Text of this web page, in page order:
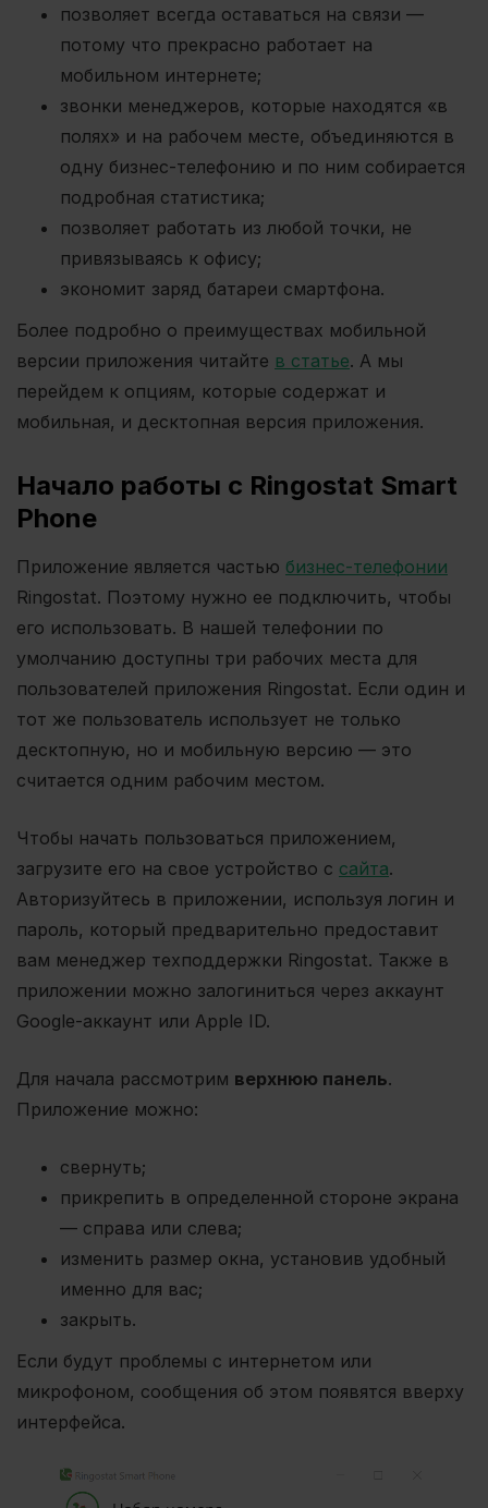
позволяет всегда оставаться на связи —
потому что прекрасно работает на
мобильном интернете;
звонки менеджеров, которые находятся «в
полях» и на рабочем месте, объединяются в
одну бизнес-телефонию и по ним собирается
подробная статистика;
позволяет работать из любой точки, не
привязываясь к офису;
экономит заряд батареи смартфона.
Более подробно о преимуществах мобильной
версии приложения читайте в статье. А мы
перейдем к опциям, которые содержат и
мобильная, и десктопная версия приложения.
Начало работы с Ringostat Smart
Phone
Приложение является частью бизнес-телефонии
Ringostat. Поэтому нужно ее подключить, чтобы
его использовать. В нашей телефонии по
умолчанию доступны три рабочих места для
пользователей приложения Ringostat. Если один и
тот же пользователь использует не только
десктопную, но и мобильную версию — это
считается одним рабочим местом.
Чтобы начать пользоваться приложением,
загрузите его на свое устройство с сайта.
Авторизуйтесь в приложении, используя логин и
пароль, который предварительно предоставит
вам менеджер техподдержки Ringostat. Также в
приложении можно залогиниться через аккаунт
Google-аккаунт или Apple ID.
Для начала рассмотрим верхнюю панель.
Приложение можно:
свернуть;
прикрепить в определенной стороне экрана
— справа или слева;
изменить размер окна, установив удобный
именно для вас;
закрыть.
Если будут проблемы с интернетом или
микрофоном, сообщения об этом появятся вверху
интерфейса.